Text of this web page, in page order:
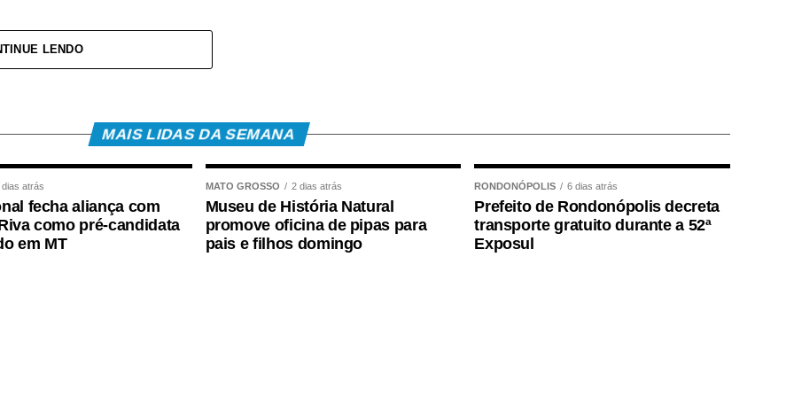
inscritos no Programa de Integração
no Programa de Formação do Patrimônio do
do Brasil, com total de cerca de R$ 600
Salarial
LENDO
MAIS LIDAS DA SEMANA
dias atrás
fecha aliança com
como pré-candidata
em MT
MATO GROSSO 2 dias atrás
Museu de História Natural
promove oficina de pipas para
pais e filhos domingo
RONDONÓPOLIS 6 dias atrás
Prefeito de Rondonópolis decreta
transporte gratuito durante a 52ª
Exposul